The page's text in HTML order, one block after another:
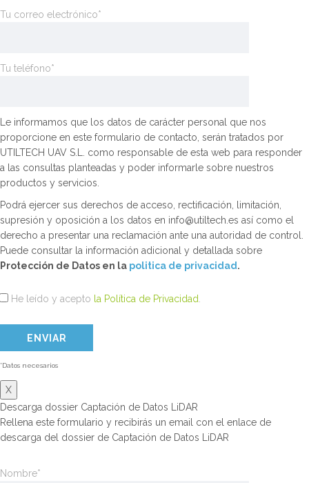
Tu correo electrónico*
Tu teléfono*
Le informamos que los datos de carácter personal que nos
proporcione en este formulario de contacto, serán tratados por
UTILTECH UAV S.L. como responsable de esta web para responder
a las consultas planteadas y poder informarle sobre nuestros
productos y servicios.
Podrá ejercer sus derechos de acceso, rectificación, limitación,
supresión y oposición a los datos en info@utiltech.es así como el
derecho a presentar una reclamación ante una autoridad de control.
Puede consultar la información adicional y detallada sobre
Protección de Datos en la politica de privacidad .
He leído y acepto la Política de Privacidad
*Datos necesarios
X
Descarga dossier Captación de Datos LiDAR
Rellena este formulario y recibirás un email con el enlace de
descarga del dossier de Captación de Datos LiDAR
Nombre*